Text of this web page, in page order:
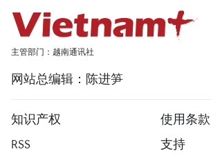
主管部门：越南通讯社
网站总编辑：陈进笋
知识产权
使用条款
RSS
支持